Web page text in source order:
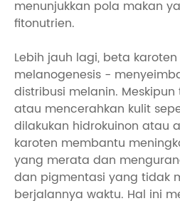
menunjukkan pola makan
fitonutrien.
Lebih jauh lagi, beta
melanogenesis -
distribusi melanin.
atau mencerahkan kulit
dilakukan hidrokuinon atau
karoten membantu
yang merata dan
dan pigmentasi yang tidak
berjalannya waktu. Hal ini